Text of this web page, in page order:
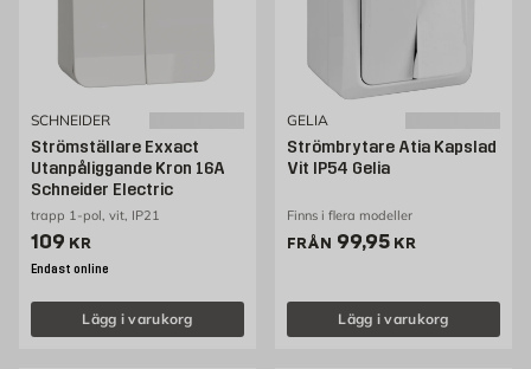
SCHNEIDER
Strömställare Exxact
Utanpåliggande Kron 16A
Schneider Electric
trapp 1-pol, vit, IP21
Pris 109 kr
109 KR
Endast online
Lägg i varukorg
GELIA
Strömbrytare Atia Kapslad
Vit IP54 Gelia
Finns i flera modeller
FRÅN Pris 99.95 kr
99,95 KR
Lägg i varukorg